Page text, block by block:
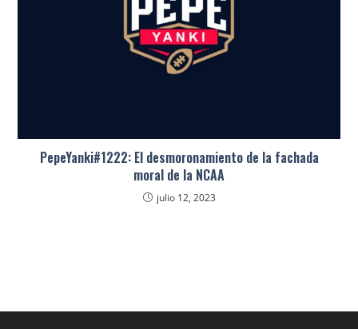
PepeYanki#1222: El desmoronamiento de la fachada
moral de la NCAA
julio 12, 2023